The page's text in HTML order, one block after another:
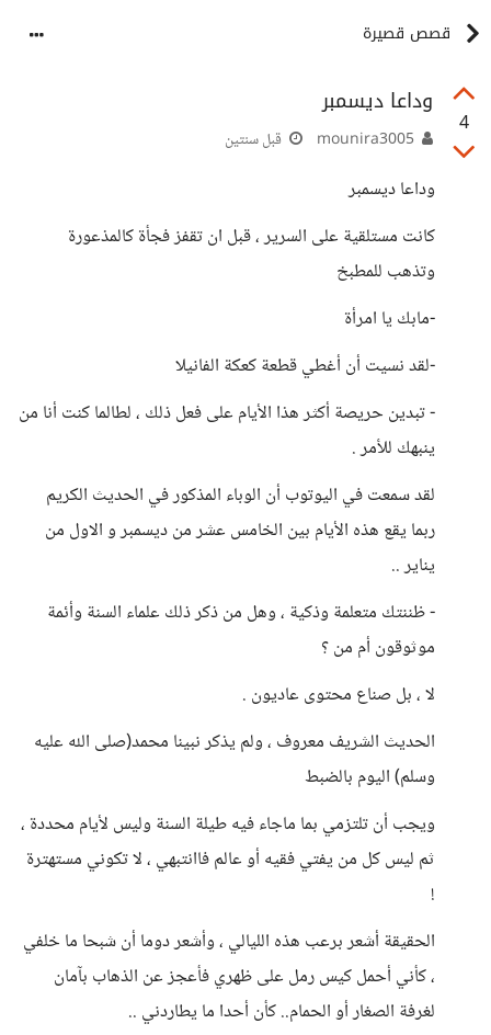
قصص قصيرة
4
وداعا ديسمبر
قبل سنتين
وداعا ديسمبر
كانت مستلقية على السرير ، قبل ان تقفز فجأة كالمذعورة
وتذهب للمطبخ
-مابك يا امرأة
-لقد نسيت أن أغطي قطعة كعكة الفانيلا
- تبدين حريصة أكثر هذا الأيام على فعل ذلك ، لطالما كنت أنا من
ينبهك للأمر .
لقد سمعت في اليوتوب أن الوباء المذكور في الحديث الكريم
ربما يقع هذه الأيام بين الخامس عشر من ديسمبر و الاول من
يناير ..
- ظننتك متعلمة وذكية ، وهل من ذكر ذلك علماء السنة وأئمة
موثوقون أم من ؟
لا ، بل صناع محتوى عاديون .
الحديث الشريف معروف ، ولم يذكر نبينا محمد(صلى الله عليه
وسلم) اليوم بالضبط
ويجب أن تلتزمي بما ماجاء فيه طيلة السنة وليس لأيام محددة ،
ثم ليس كل من يفتي فقيه أو عالم فاانتبهي ، لا تكوني مستهترة
!
الحقيقة أشعر برعب هذه الليالي ، وأشعر دوما أن شبحا ما خلفي
، كأني أحمل كيس رمل على ظهري فأعجز عن الذهاب بآمان
لغرفة الصغار أو الحمام.. كأن أحدا ما يطاردني ..